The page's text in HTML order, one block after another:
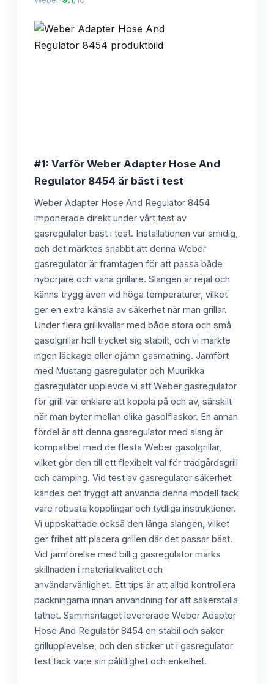
#1: Varför Weber Adapter Hose And
Regulator 8454 är bäst i test
Weber Adapter Hose And Regulator 8454
imponerade direkt under vårt test av
gasregulator bäst i test. Installationen var smidig,
och det märktes snabbt att denna Weber
gasregulator är framtagen för att passa både
nybörjare och vana grillare. Slangen är rejäl och
känns trygg även vid höga temperaturer, vilket
ger en extra känsla av säkerhet när man grillar.
Under flera grillkvällar med både stora och små
gasolgrillar höll trycket sig stabilt, och vi märkte
ingen läckage eller ojämn gasmatning. Jämfört
med Mustang gasregulator och Muurikka
gasregulator upplevde vi att Weber gasregulator
för grill var enklare att koppla på och av, särskilt
när man byter mellan olika gasolflaskor. En annan
fördel är att denna gasregulator med slang är
kompatibel med de flesta Weber gasolgrillar,
vilket gör den till ett flexibelt val för trädgårdsgrill
och camping. Vid test av gasregulator säkerhet
kändes det tryggt att använda denna modell tack
vare robusta kopplingar och tydliga instruktioner.
Vi uppskattade också den långa slangen, vilket
ger frihet att placera grillen där det passar bäst.
Vid jämförelse med billig gasregulator märks
skillnaden i materialkvalitet och
användarvänlighet. Ett tips är att alltid kontrollera
packningarna innan användning för att säkerställa
täthet. Sammantaget levererade Weber Adapter
Hose And Regulator 8454 en stabil och säker
grillupplevelse, och den sticker ut i gasregulator
test tack vare sin pålitlighet och enkelhet.